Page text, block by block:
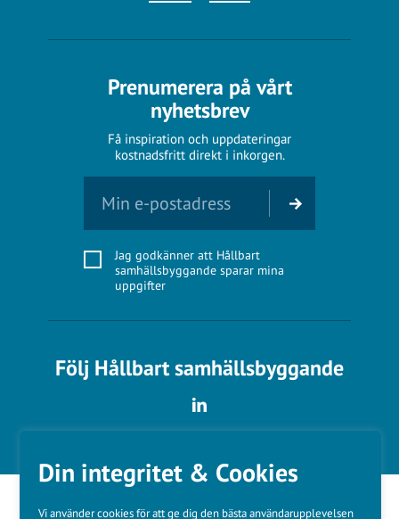
Din integritet & Cookies
Vi använder cookies för att ge dig den bästa användarupplevelsen
Prenumerera på vårt
nyhetsbrev
Få inspiration och uppdateringar
kostnadsfritt direkt i inkorgen.
Jag godkänner att Hållbart
samhällsbyggande sparar mina
uppgifter
Följ Hållbart samhällsbyggande